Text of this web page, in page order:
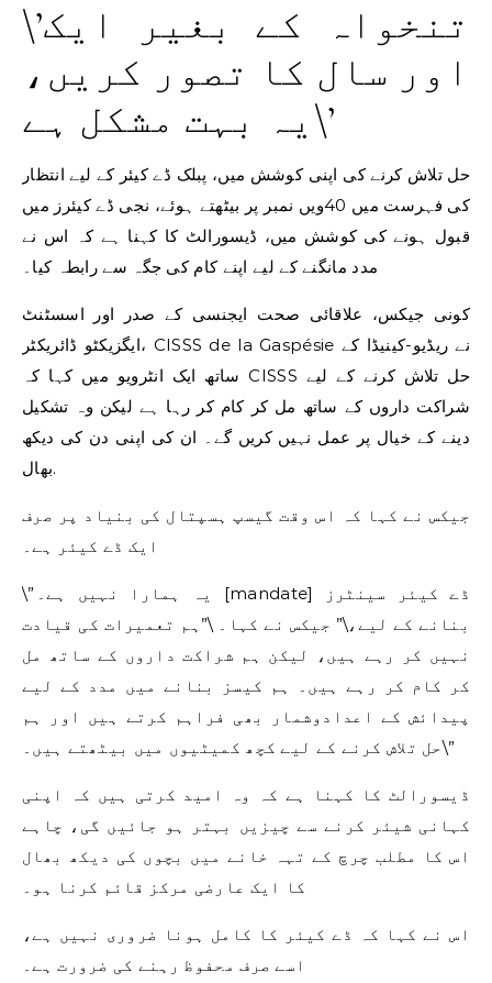
\’تنخواہ کے بغیر ایک
اور سال کا تصور کریں،
یہ بہت مشکل ہے\’
حل تلاش کرنے کی اپنی کوشش میں، پبلک ڈے کیئر کے لیے انتظار
کی فہرست میں 40ویں نمبر پر بیٹھتے ہوئے، نجی ڈے کیئرز میں
قبول ہونے کی کوشش میں، ڈیسورالٹ کا کہنا ہے کہ اس نے
مدد مانگنے کے لیے اپنے کام کی جگہ سے رابطہ کیا۔
کونی جیکس، علاقائی صحت ایجنسی کے صدر اور اسسٹنٹ
ایگزیکٹو ڈائریکٹر، CISSS de la Gaspésie نے ریڈیو-کینیڈا کے
ساتھ ایک انٹرویو میں کہا کہ CISSS حل تلاش کرنے کے لیے
شراکت داروں کے ساتھ مل کر کام کر رہا ہے لیکن وہ تشکیل
دینے کے خیال پر عمل نہیں کریں گے۔ ان کی اپنی دن کی دیکھ
بھال.
جیکس نے کہا کہ اس وقت گیسپ ہسپتال کی بنیاد پر صرف
ایک ڈے کیئر ہے۔
\”یہ ہمارا نہیں ہے۔ [mandate] ڈے کیئر سینٹرز
بنانے کے لیے،\” جیکس نے کہا۔ \”ہم تعمیرات کی قیادت
نہیں کر رہے ہیں، لیکن ہم شراکت داروں کے ساتھ مل
کر کام کر رہے ہیں۔ ہم کیسز بنانے میں مدد کے لیے
پیدائش کے اعدادوشمار بھی فراہم کرتے ہیں اور ہم
حل تلاش کرنے کے لیے کچھ کمیٹیوں میں بیٹھتے ہیں۔\”
ڈیسورالٹ کا کہنا ہے کہ وہ امید کرتی ہیں کہ اپنی
کہانی شیئر کرنے سے چیزیں بہتر ہو جائیں گی، چاہے
اس کا مطلب چرچ کے تہہ خانے میں بچوں کی دیکھ بھال
کا ایک عارضی مرکز قائم کرنا ہو۔
اس نے کہا کہ ڈے کیئر کا کامل ہونا ضروری نہیں ہے،
اسے صرف محفوظ رہنے کی ضرورت ہے۔